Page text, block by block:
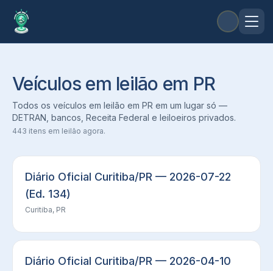
Veículos em leilão em PR
Todos os veículos em leilão em PR em um lugar só —
DETRAN, bancos, Receita Federal e leiloeiros privados.
443 itens em leilão agora.
Diário Oficial Curitiba/PR — 2026-07-22
(Ed. 134)
Curitiba, PR
Diário Oficial Curitiba/PR — 2026-04-10